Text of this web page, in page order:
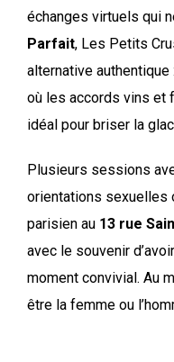
échanges virtuels qui
Parfait, Les Petits
alternative
où les accords vins et
idéal pour briser la
Plusieurs sessions
orientations sexuelles
parisien au 13 rue
avec le souvenir
moment convivial. Au
être la femme ou